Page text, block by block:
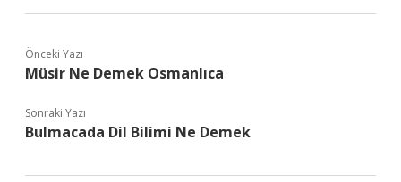
Önceki Yazı
Müsir Ne Demek Osmanlıca
Sonraki Yazı
Bulmacada Dil Bilimi Ne Demek